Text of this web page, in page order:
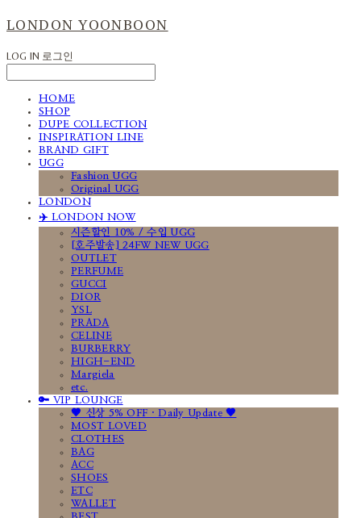
LONDON YOONBOON
LOG IN 로그인
HOME
SHOP
DUPE COLLECTION
INSPIRATION LINE
BRAND GIFT
UGG
Fashion UGG
Original UGG
LONDON
✈️ LONDON NOW
시즌할인 10% / 수입 UGG
[호주발송] 24FW NEW UGG
OUTLET
PERFUME
GUCCI
DIOR
YSL
PRADA
CELINE
BURBERRY
HIGH-END
Margiela
etc.
🔑 VIP LOUNGE
🤎 신상 5% OFF · Daily Update 🤎
MOST LOVED
CLOTHES
BAG
ACC
SHOES
ETC
WALLET